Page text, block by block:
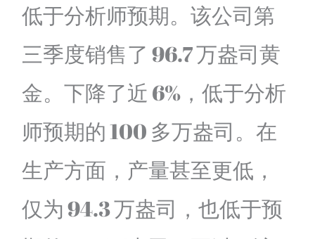
低于分析师预期。该公司第
三季度销售了 96.7 万盎司黄
金。下降了近 6%，低于分析
师预期的 100 多万盎司。在
生产方面，产量甚至更低，
仅为 94.3 万盎司，也低于预